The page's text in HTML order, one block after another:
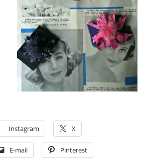
Instagram X
E-mail Pinterest